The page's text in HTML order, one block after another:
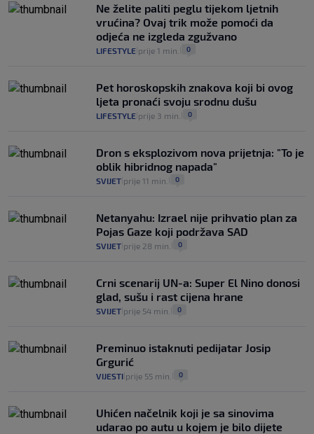
Ne želite paliti peglu tijekom ljetnih
vrućina? Ovaj trik može pomoći da
odjeća ne izgleda zgužvano
LIFESTYLE prije 1 min. 0
Pet horoskopskih znakova koji bi ovog
ljeta pronaći svoju srodnu dušu
LIFESTYLE prije 3 min. 0
Dron s eksplozivom nova prijetnja: "To je
oblik hibridnog napada"
SVIJET prije 11 min. 0
Netanyahu: Izrael nije prihvatio plan za
Pojas Gaze koji podržava SAD
SVIJET prije 28 min. 0
Crni scenarij UN-a: Super El Nino donosi
glad, sušu i rast cijena hrane
SVIJET prije 54 min. 0
Preminuo istaknuti pedijatar Josip
Grgurić
VIJESTI prije 55 min. 0
Uhićen načelnik koji je sa sinovima
udarao po autu u kojem je bilo dijete